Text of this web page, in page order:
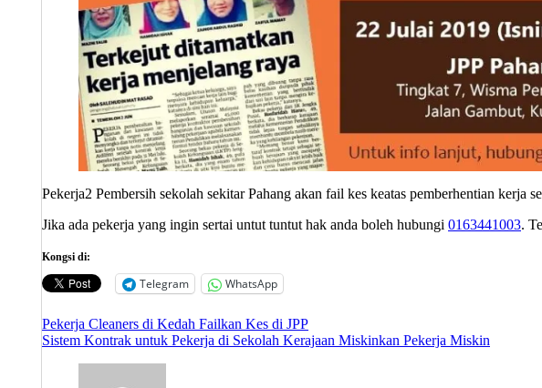
Pekerja2 Pembersih sekolah sekitar Pahang akan fail kes keatas pemberhentian kerja
Jika ada pekerja yang ingin sertai untut tuntut hak anda boleh hubungi 0163441003.
Kongsi di:
Telegram WhatsApp
Post
navigation
Pekerja Cleaners di Kedah Failkan Kes di JPP
Sistem Kontrak untuk Pekerja di Sekolah Kerajaan Miskinkan Pekerja Miskin